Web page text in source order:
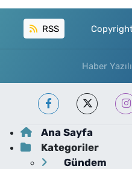
RSS
Haber
Ana Sayfa
Kategoriler
Gündem